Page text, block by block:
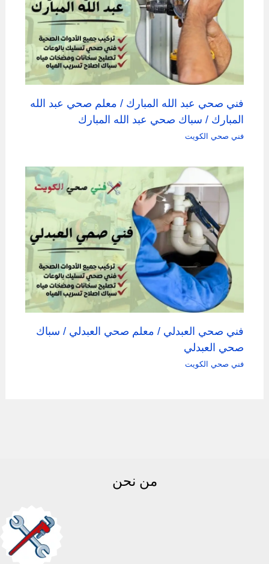
فني صحي عبد الله المبارك / معلم صحي عبد الله
المبارك / سباك صحي عبد الله المبارك
فني صحي الكويت
فني صحي العبدلي / معلم صحي العبدلي / سباك
صحي العبدلي
فني صحي الكويت
من نحن